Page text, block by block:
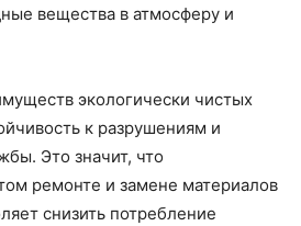
вещества в атмосферу и
экологически чистых
к разрушениям и
Это значит, что
ремонте и замене материалов
снизить потребление